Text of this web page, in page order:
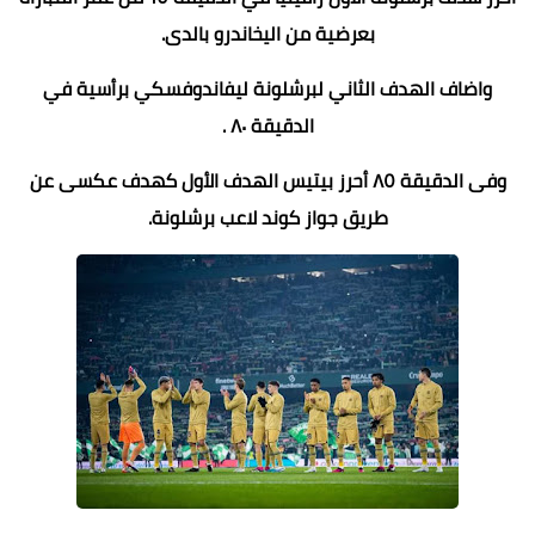
بعرضية من اليخاندرو بالدى.
واضاف الهدف الثاني لبرشلونة ليفاندوفسكي برأسية في
الدقيقة ٨٠ .
وفى الدقيقة ٨٥ أحرز بيتيس الهدف الأول كهدف عكسى عن
طريق جواز كوند لاعب برشلونة.